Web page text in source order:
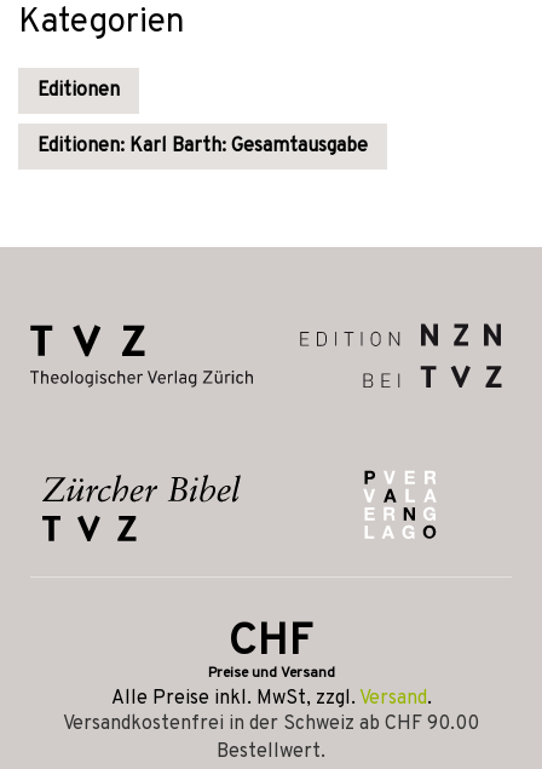
Kategorien
Editionen
Editionen: Karl Barth: Gesamtausgabe
CHF
Preise und Versand
Alle Preise inkl. MwSt, zzgl. Versand.
Versandkostenfrei in der Schweiz ab CHF 90.00
Bestellwert.